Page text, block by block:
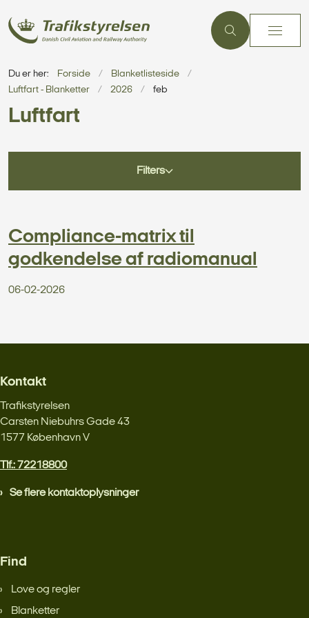
Du er her: Forside
Blanketlisteside
Luftfart - Blanketter
2026 feb
Luftfart
Filters
Compliance-matrix til
godkendelse af radiomanual
06-02-2026
Kontakt
Trafikstyrelsen
Carsten Niebuhrs Gade 43
1577 København V
Tlf.: 72218800
Se flere kontaktoplysninger
Find
Love og regler
Blanketter